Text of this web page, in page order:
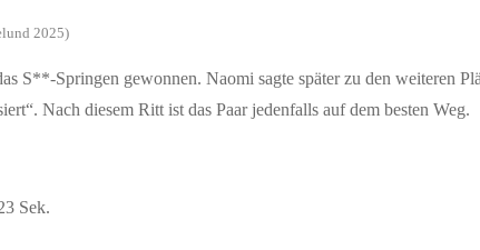
2025)
S**-Springen gewonnen. Naomi sagte später zu den weiteren
Nach diesem Ritt ist das Paar jedenfalls auf dem besten Weg.
Sek.